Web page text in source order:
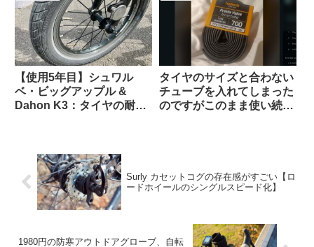
【使用5年目】シュワル
ベ・ビッグアップル &
Dahon K3：タイヤの耐久
タイヤのサイズと合わない
チューブを入れてしまった
のですがこのまま使い続け
Surly カセットコグの存在感がすごい【ロ
ードホイールのシングルスピード化】
1980円の防寒アウトドアグローブ、自転